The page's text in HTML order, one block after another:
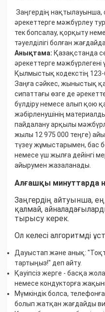
Заңгердің нақтылауынша,
әрекеттерге мәжбүрлеу
тек бопсалау, қорқыту
тәуелділігі болған
Анықтама: Қазақстанда
әрекеттерге мәжбүрлегені
Қылмыстық кодекстің
Заңға сәйкес, жыныстық
сипаттағы өзге де
бүлдіру немесе алып қою
жәбірленушінің
пайдалану арқылы
жылы 12 975 000 теңге)
түзеу жұмыстарымен, бас
немесе үш жылға дейінгі
айырумен жазаланады.
Алғашқы минуттарда
Заңгердің айтуынша,
қалмай,
тырысу керек.
Ол келесі алгоритмді
Дауыстап және анық:
тартыңыз!" деп айту.
Қауіпсіз жерге - басқа
немесе кондукторға
Мүмкіндік болса,
болып жатқан жағдайды